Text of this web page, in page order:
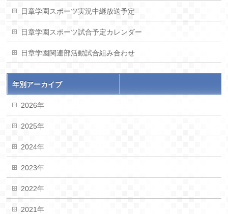
日章学園スポーツ実況中継放送予定
日章学園スポーツ試合予定カレンダー
日章学園関連部活動試合組み合わせ
年別アーカイブ
2026年
2025年
2024年
2023年
2022年
2021年